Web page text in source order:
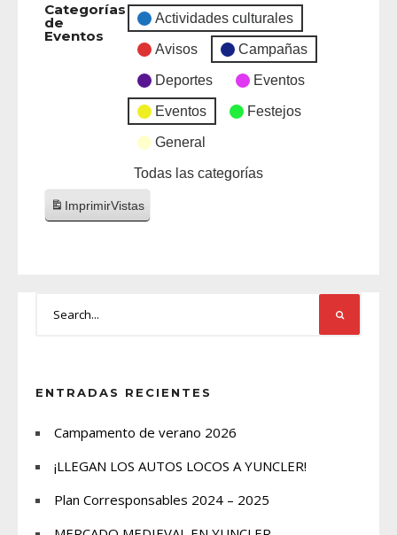
Categorías
de
Eventos
Actividades culturales
Avisos Campañas
Deportes Eventos
Eventos Festejos
General
Todas las categorías
ImprimirVistas
ENTRADAS RECIENTES
Campamento de verano 2026
¡LLEGAN LOS AUTOS LOCOS A YUNCLER!
Plan Corresponsables 2024 – 2025